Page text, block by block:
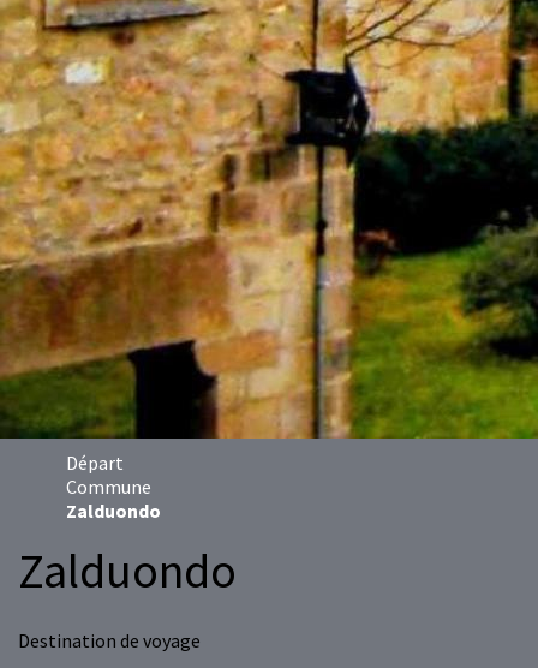
Départ
Commune
Zalduondo
Zalduondo
Destination de voyage